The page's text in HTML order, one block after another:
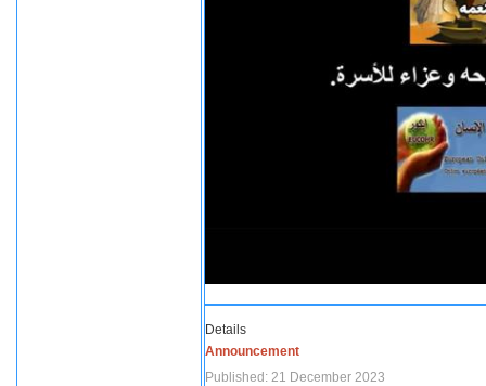
Details
Announcement
Published: 21 December 2023